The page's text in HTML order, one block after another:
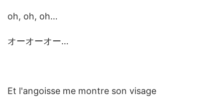
oh, oh, oh…
オーオーオー…
Et l'angoisse me montre son visage